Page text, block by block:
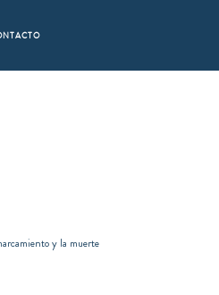
y la muerte